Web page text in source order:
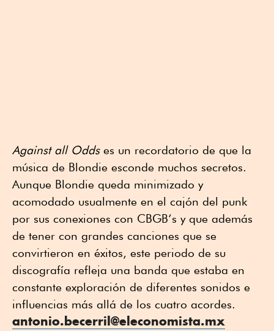
Against all Odds es un recordatorio de que la
música de Blondie esconde muchos secretos.
Aunque Blondie queda minimizado y
acomodado usualmente en el cajón del punk
por sus conexiones con CBGB‘s y que además
de tener con grandes canciones que se
convirtieron en éxitos, este periodo de su
discografía refleja una banda que estaba en
constante exploración de diferentes sonidos e
influencias más allá de los cuatro acordes.
antonio.becerril@eleconomista.mx